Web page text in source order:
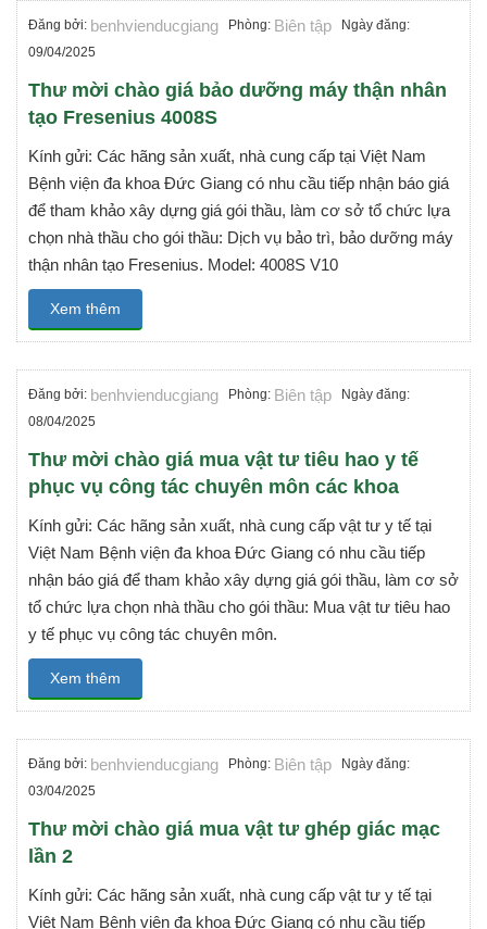
Đăng bởi: benhvienducgiang Phòng: Biên tập Ngày đăng:
09/04/2025
Thư mời chào giá bảo dưỡng máy thận nhân
tạo Fresenius 4008S
Kính gửi: Các hãng sản xuất, nhà cung cấp tại Việt Nam
Bệnh viện đa khoa Đức Giang có nhu cầu tiếp nhận báo giá
để tham khảo xây dựng giá gói thầu, làm cơ sở tổ chức lựa
chọn nhà thầu cho gói thầu: Dịch vụ bảo trì, bảo dưỡng máy
thận nhân tạo Fresenius. Model: 4008S V10
Xem thêm
Đăng bởi: benhvienducgiang Phòng: Biên tập Ngày đăng:
08/04/2025
Thư mời chào giá mua vật tư tiêu hao y tế
phục vụ công tác chuyên môn các khoa
Kính gửi: Các hãng sản xuất, nhà cung cấp vật tư y tế tại
Việt Nam Bệnh viện đa khoa Đức Giang có nhu cầu tiếp
nhận báo giá để tham khảo xây dựng giá gói thầu, làm cơ sở
tổ chức lựa chọn nhà thầu cho gói thầu: Mua vật tư tiêu hao
y tế phục vụ công tác chuyên môn.
Xem thêm
Đăng bởi: benhvienducgiang Phòng: Biên tập Ngày đăng:
03/04/2025
Thư mời chào giá mua vật tư ghép giác mạc
lần 2
Kính gửi: Các hãng sản xuất, nhà cung cấp vật tư y tế tại
Việt Nam Bệnh viện đa khoa Đức Giang có nhu cầu tiếp